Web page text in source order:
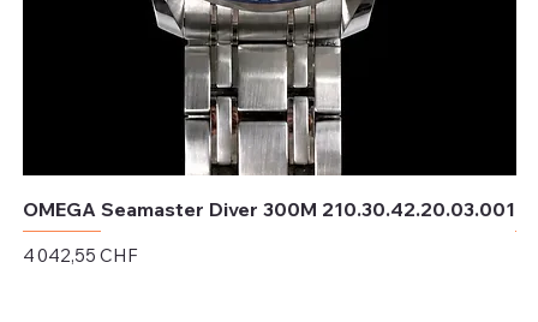
OMEGA Seamaster Diver 300M 210.30.42.20.03.001
Prix
4 042,55 CHF